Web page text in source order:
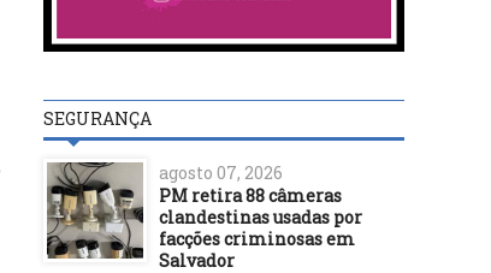
histórico com aprovação de
misoginia
pavimentação de
em Saubara, neste
SEGURANÇA
agosto 07, 2026
PM retira 88 câmeras
clandestinas usadas por
facções criminosas em
Salvador